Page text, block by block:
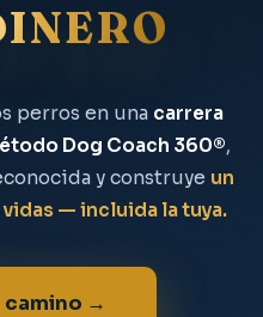
perros en una carrera
Dog Coach 360®,
y construye un
— incluida la tuya.
camino →